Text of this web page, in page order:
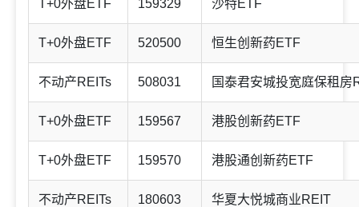
T+0外盘ETF 159329 沙特ETF
T+0外盘ETF 520500 恒生创新药ETF
不动产REITs 508031 国泰君安城投宽庭保租房
T+0外盘ETF 159567 港股创新药ETF
T+0外盘ETF 159570 港股通创新药ETF
不动产REITs 180603 华夏大悦城商业REIT